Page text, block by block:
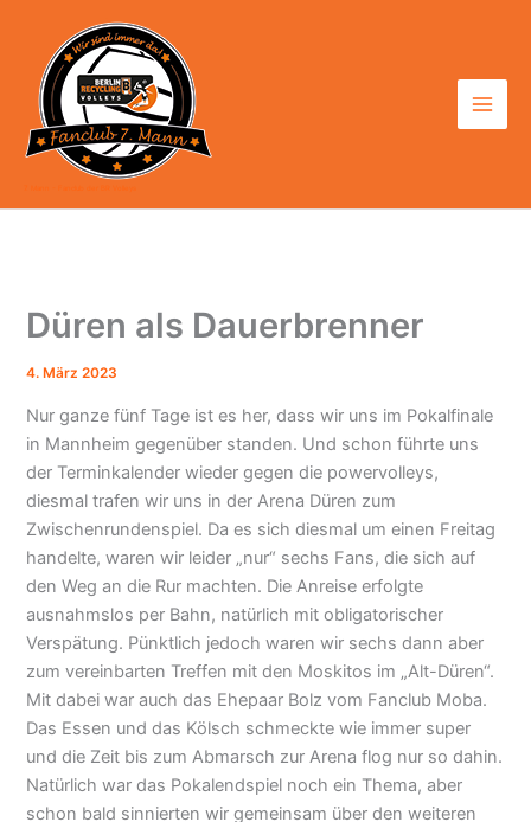
springen
Düren als Dauerbrenner
4. März 2023
Nur ganze fünf Tage ist es her, dass wir uns im Pokalfinale
in Mannheim gegenüber standen. Und schon führte uns
der Terminkalender wieder gegen die powervolleys,
diesmal trafen wir uns in der Arena Düren zum
Zwischenrundenspiel. Da es sich diesmal um einen Freitag
handelte, waren wir leider „nur“ sechs Fans, die sich auf
den Weg an die Rur machten. Die Anreise erfolgte
ausnahmslos per Bahn, natürlich mit obligatorischer
Verspätung. Pünktlich jedoch waren wir sechs dann aber
zum vereinbarten Treffen mit den Moskitos im „Alt-Düren“.
Mit dabei war auch das Ehepaar Bolz vom Fanclub Moba.
Das Essen und das Kölsch schmeckte wie immer super
und die Zeit bis zum Abmarsch zur Arena flog nur so dahin.
Natürlich war das Pokalendspiel noch ein Thema, aber
schon bald sinnierten wir gemeinsam über den weiteren